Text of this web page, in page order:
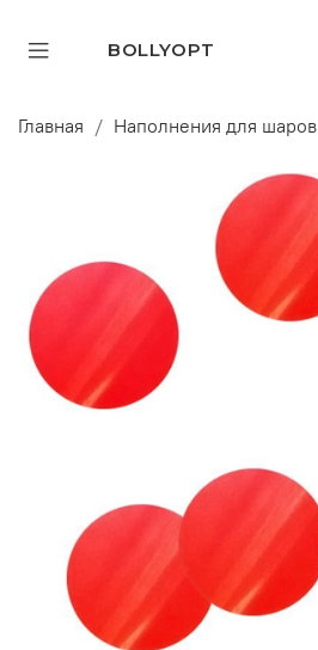
BOLLYOPT
Главная Наполнения для шаров